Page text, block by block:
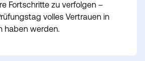
Fortschritte zu verfolgen –
volles Vertrauen in
haben werden.